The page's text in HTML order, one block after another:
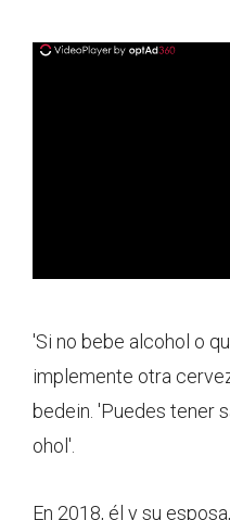
'Si no bebe alcohol o
implemente otra
bedein. 'Puedes tener
ohol'.
En 2018, él y su